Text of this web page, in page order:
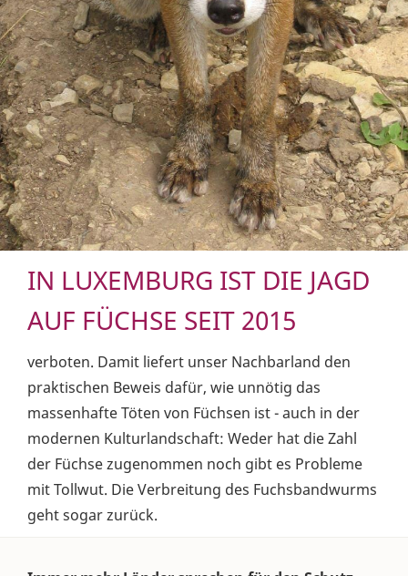
IN LUXEMBURG IST DIE JAGD
AUF FÜCHSE SEIT 2015
verboten. Damit liefert unser Nachbarland den
praktischen Beweis dafür, wie unnötig das
massenhafte Töten von Füchsen ist - auch in der
modernen Kulturlandschaft: Weder hat die Zahl
der Füchse zugenommen noch gibt es Probleme
mit Tollwut. Die Verbreitung des Fuchsbandwurms
geht sogar zurück.